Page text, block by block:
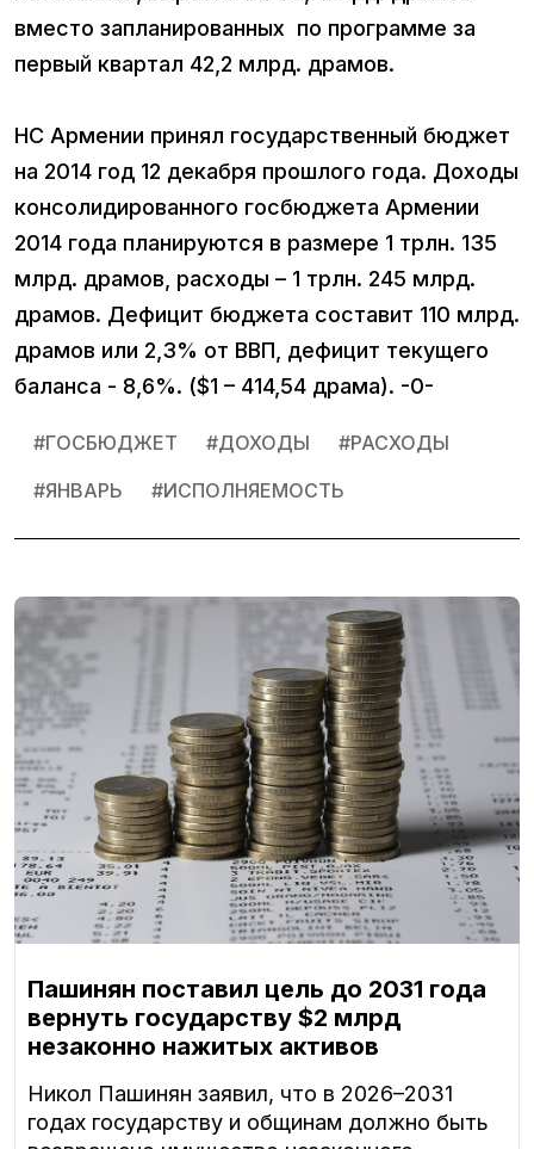
вместо запланированных по программе за
первый квартал 42,2 млрд. драмов.
НС Армении принял государственный бюджет
на 2014 год 12 декабря прошлого года. Доходы
консолидированного госбюджета Армении
2014 года планируются в размере 1 трлн. 135
млрд. драмов, расходы – 1 трлн. 245 млрд.
драмов. Дефицит бюджета составит 110 млрд.
драмов или 2,3% от ВВП, дефицит текущего
баланса - 8,6%. ($1 – 414,54 драма). -0-
#ГОСБЮДЖЕТ #ДОХОДЫ #РАСХОДЫ
#ЯНВАРЬ #ИСПОЛНЯЕМОСТЬ
Пашинян поставил цель до 2031 года
вернуть государству $2 млрд
незаконно нажитых активов
Никол Пашинян заявил, что в 2026–2031
годах государству и общинам должно быть